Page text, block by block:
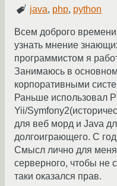
java, php, python
Всем доброго
узнать мнение
программистом я
Занимаюсь в
корпоративными
Раньше использовал
Yii/
для веб морд и Java
долгоиграющего. С
Смысл лично для
серверного, чтобы не
таки оказался прав.